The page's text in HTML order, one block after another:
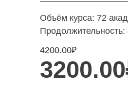
Объём курса: 72
Продолжительность:
4200.00₽